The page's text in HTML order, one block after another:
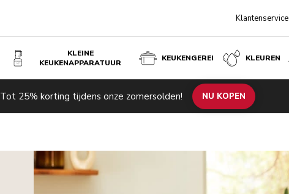
Klantenservice
KLEINE
KEUKENAPPARATUUR
KEUKENGEREI KLEUREN
Tot 25% korting tijdens onze zomersolden! NU KOPEN